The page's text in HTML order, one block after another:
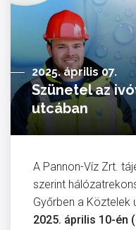
2025. április 07.
Szünetel az
utcában
A Pannon-Víz Zrt.
szerint
Győrben a Köztelek
2025. április 10-én